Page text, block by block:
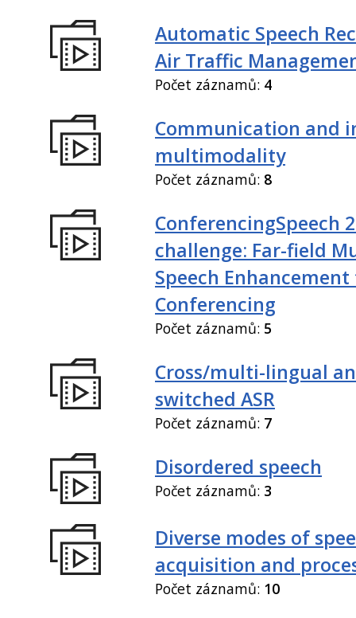
Automatic Speech
Air Traffic
Počet záznamů: 4
Communication and
multimodality
Počet záznamů: 8
ConferencingSpeech
challenge: Far-field
Speech
Conferencing
Počet záznamů: 5
Cross/multi-lingual
switched ASR
Počet záznamů: 7
Disordered speech
Počet záznamů: 3
Diverse modes of
acquisition and
Počet záznamů: 10